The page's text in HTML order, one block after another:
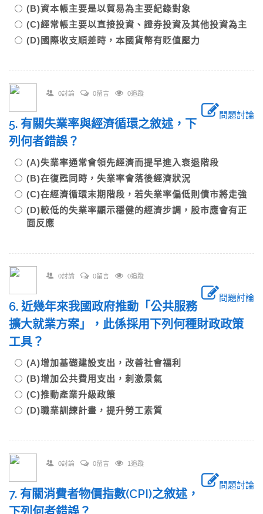
(B)資本帳主要是以貿易為主要紀錄對象
(C)經常帳主要以直接投資、證券投資及其他投資為主
(D)國際收支順差時，本國貨幣有貶值壓力
0討論 0留言 0追蹤
問題討論
5. 有關失業率與經濟循環之敘述，下
列何者錯誤？
(A)失業率通常會領先經濟而提早進入衰退階段
(B)在復甦同時，失業率會落後經濟狀況
(C)在經濟循環末期階段，若失業率偏低則債市將走強
(D)較低的失業率顯示穩健的經濟步調，股市應會有正
面反應
0討論 0留言 0追蹤
問題討論
6. 近幾年來我國政府推動「公共服務
擴大就業方案」，此係採用下列何種財政政策
工具？
(A)增加基礎建設支出，改善社會福利
(B)增加公共費用支出，刺激景氣
(C)推動產業升級政策
(D)職業訓練計畫，提升勞工素質
0討論 0留言 1追蹤
問題討論
7. 有關消費者物價指數(CPI)之敘述，